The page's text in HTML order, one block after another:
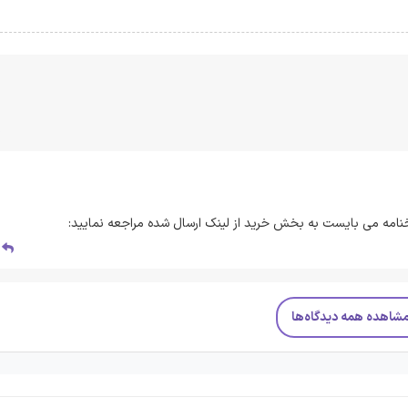
می بایست به بخش خرید از لینک ارسال شده مراجعه نمایید:
همه دیدگاه‌ها